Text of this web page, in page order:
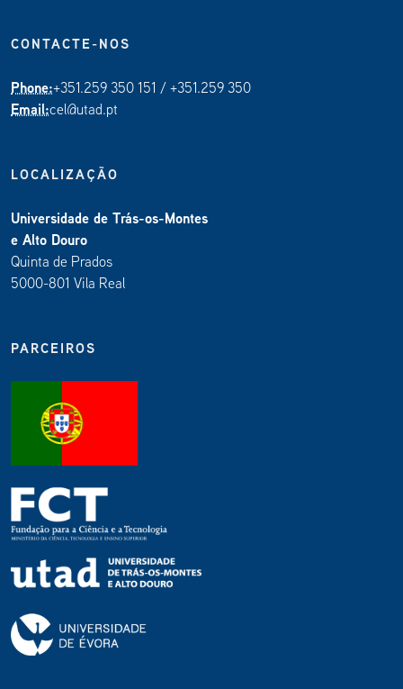
CONTACTE-NOS
Phone:+351.259 350 151 / +351.259 350
Email:cel@utad.pt
LOCALIZAÇÃO
Universidade de Trás-os-Montes
e Alto Douro
Quinta de Prados
5000-801 Vila Real
PARCEIROS